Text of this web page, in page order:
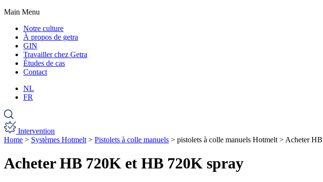
Main Menu
Notre culture
À propos de getra
GIN
Travailler chez Getra
Études de cas
Contact
NL
FR
Intervention
Home > Systèmes Hotmelt > Pistolets à colle manuels > pistolets à colle manuels Hotmelt > Acheter
Acheter HB 720K et HB 720K spray